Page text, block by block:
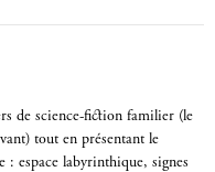
de science-fiction familier (le
tout en présentant le
: espace labyrinthique, signes